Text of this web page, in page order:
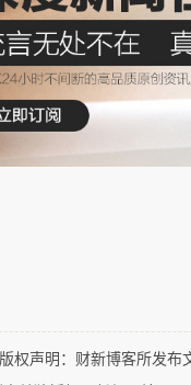
灯光柔和，高高的
厅一分为二，男
触，这极具挑战
声明：财新博客所发布